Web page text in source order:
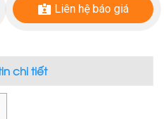
Liên hệ báo giá
chi tiết